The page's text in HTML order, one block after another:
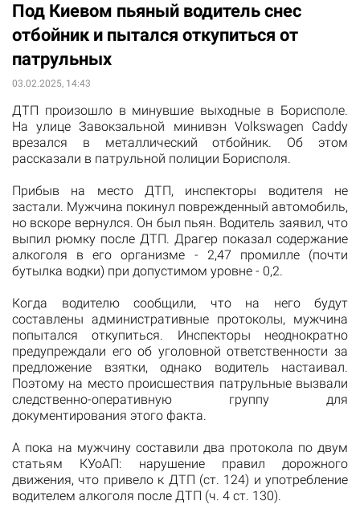
Под Киевом пьяный водитель снес
отбойник и пытался откупиться от
патрульных
03.02.2025, 14:43
ДТП произошло в минувшие выходные в Борисполе.
На улице Завокзальной минивэн Volkswagen Caddy
врезался в металлический отбойник. Об этом
рассказали в патрульной полиции Борисполя.
Прибыв на место ДТП, инспекторы водителя не
застали. Мужчина покинул поврежденный автомобиль,
но вскоре вернулся. Он был пьян. Водитель заявил, что
выпил рюмку после ДТП. Драгер показал содержание
алкоголя в его организме - 2,47 промилле (почти
бутылка водки) при допустимом уровне - 0,2.
Когда водителю сообщили, что на него будут
составлены административные протоколы, мужчина
попытался откупиться. Инспекторы неоднократно
предупреждали его об уголовной ответственности за
предложение взятки, однако водитель настаивал.
Поэтому на место происшествия патрульные вызвали
следственно-оперативную группу для
документирования этого факта.
А пока на мужчину составили два протокола по двум
статьям КУоАП: нарушение правил дорожного
движения, что привело к ДТП (ст. 124) и употребление
водителем алкоголя после ДТП (ч. 4 ст. 130).